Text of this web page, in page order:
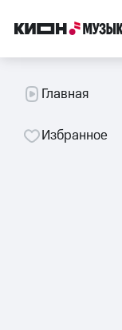
Главная
Избранное